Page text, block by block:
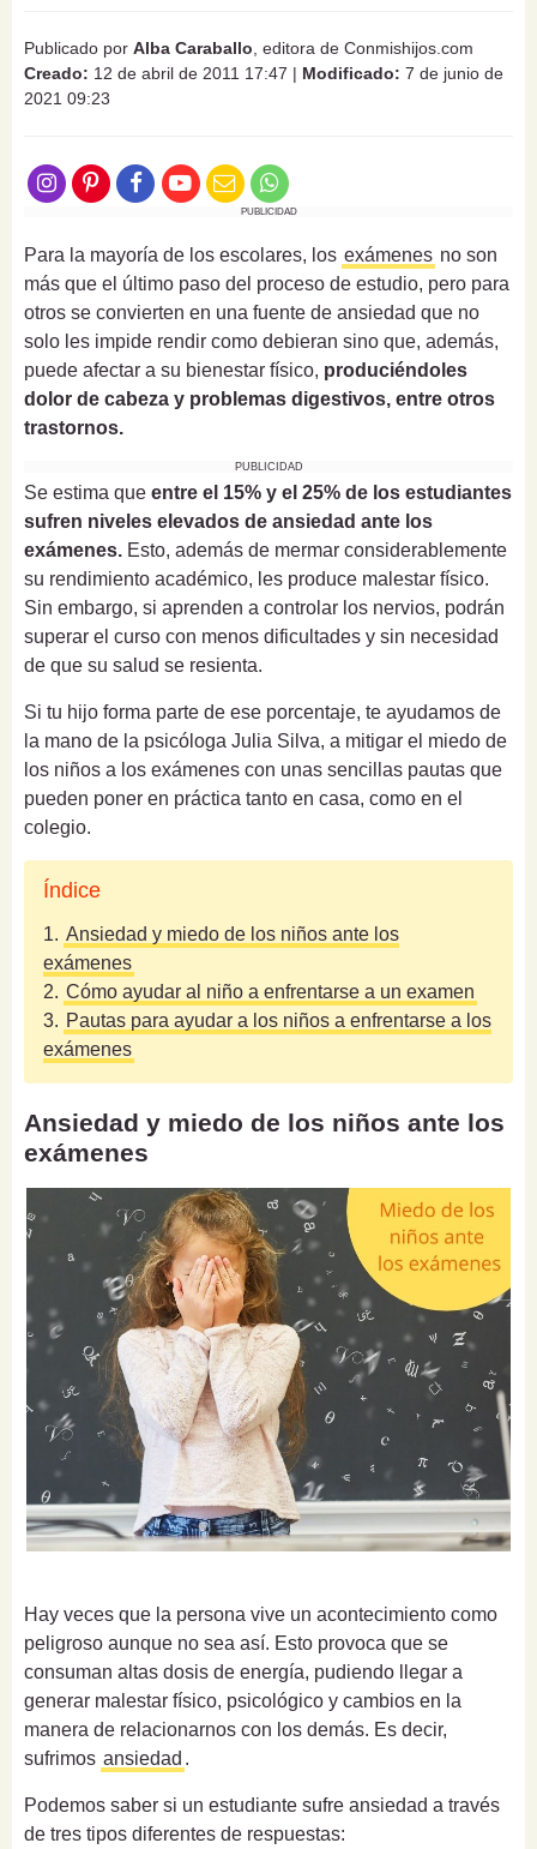
Publicado por Alba Caraballo , editora de Conmishijos.com
Creado: 12 de abril de 2011 17:47 | Modificado: 7 de junio de
2021 09:23
PUBLICIDAD
Para la mayoría de los escolares, los exámenes no son
más que el último paso del proceso de estudio, pero para
otros se convierten en una fuente de ansiedad que no
solo les impide rendir como debieran sino que, además,
puede afectar a su bienestar físico, produciéndoles
dolor de cabeza y problemas digestivos, entre otros
trastornos.
PUBLICIDAD
Se estima que entre el 15% y el 25% de los estudiantes
sufren niveles elevados de ansiedad ante los
exámenes. Esto, además de mermar considerablemente
su rendimiento académico, les produce malestar físico.
Sin embargo, si aprenden a controlar los nervios, podrán
superar el curso con menos dificultades y sin necesidad
de que su salud se resienta.
Si tu hijo forma parte de ese porcentaje, te ayudamos de
la mano de la psicóloga Julia Silva, a mitigar el miedo de
los niños a los exámenes con unas sencillas pautas que
pueden poner en práctica tanto en casa, como en el
colegio.
Índice
1. Ansiedad y miedo de los niños ante los
exámenes
2. Cómo ayudar al niño a enfrentarse a un examen
3. Pautas para ayudar a los niños a enfrentarse a los
exámenes
Ansiedad y miedo de los niños ante los
exámenes
Hay veces que la persona vive un acontecimiento como
peligroso aunque no sea así. Esto provoca que se
consuman altas dosis de energía, pudiendo llegar a
generar malestar físico, psicológico y cambios en la
manera de relacionarnos con los demás. Es decir,
sufrimos ansiedad .
Podemos saber si un estudiante sufre ansiedad a través
de tres tipos diferentes de respuestas: